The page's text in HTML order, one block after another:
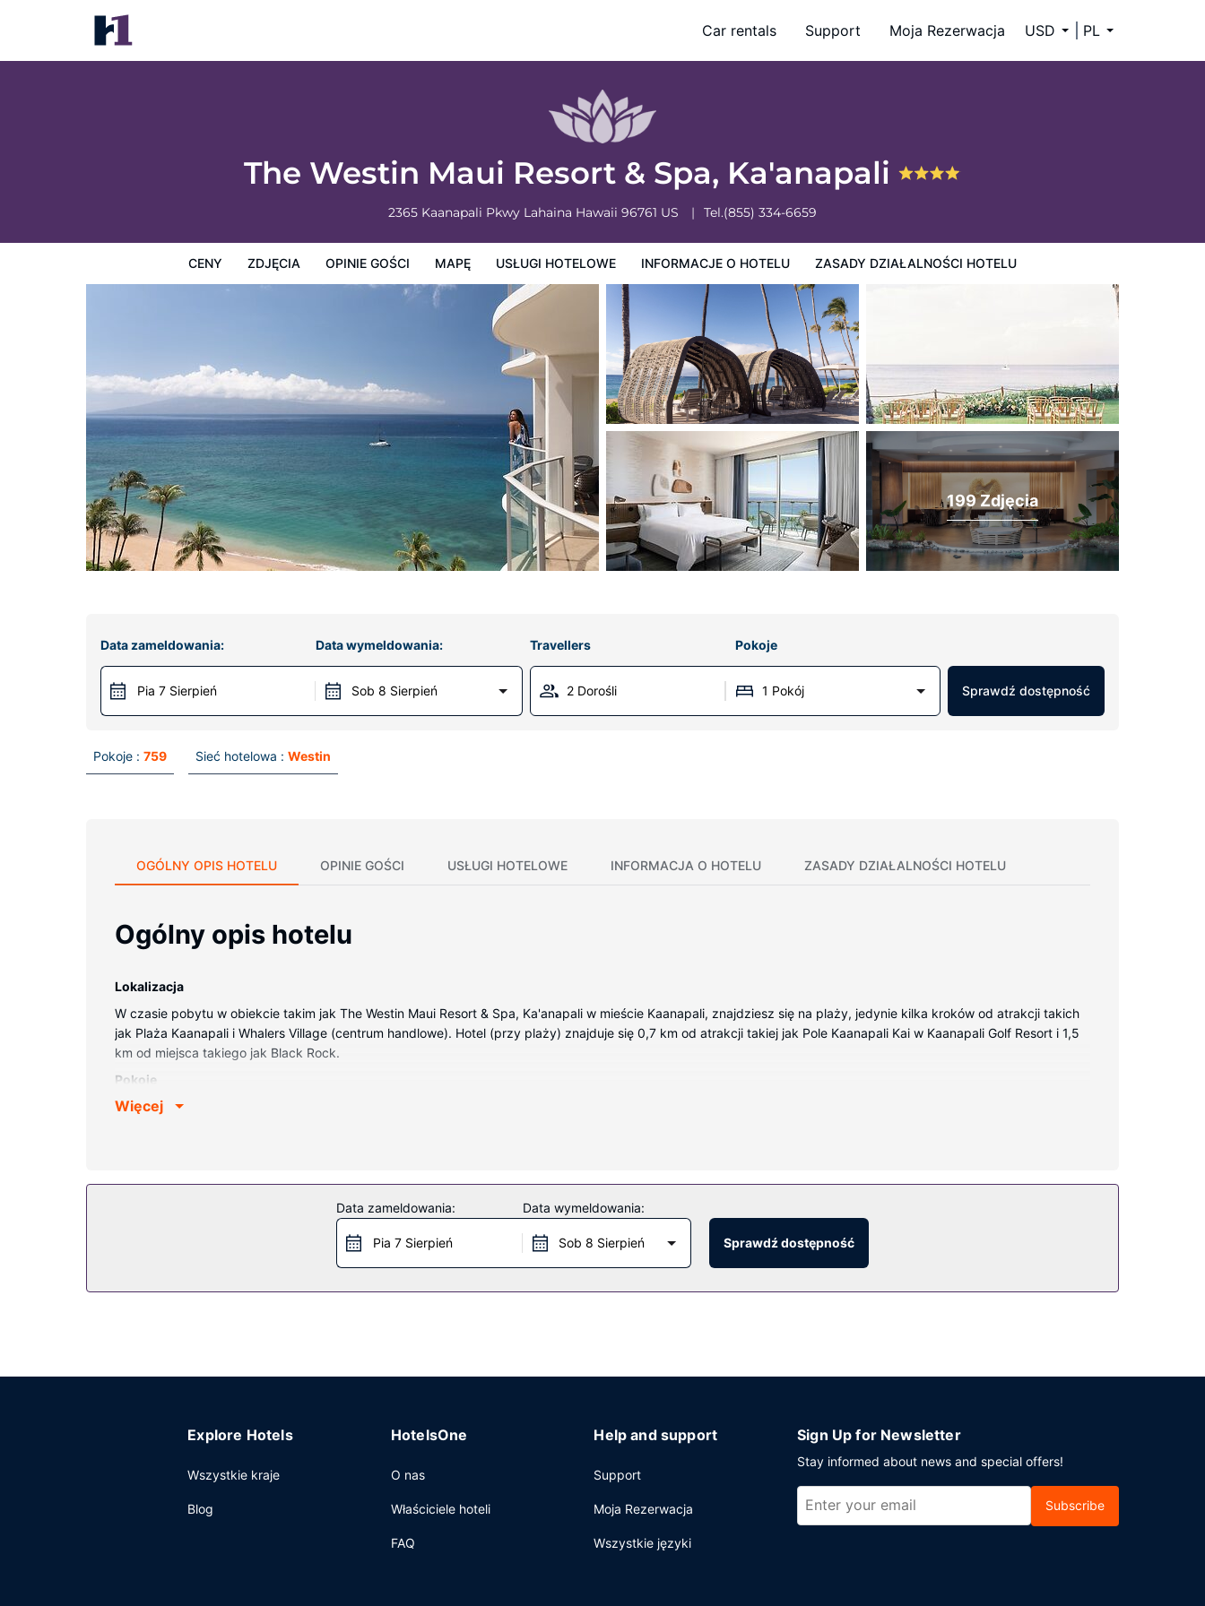
Car rentals Support Moja Rezerwacja USD PL
The Westin Maui Resort & Spa, Ka'anapali
2365 Kaanapali Pkwy Lahaina Hawaii 96761 US Tel.(855) 334-6659
CENY ZDJĘCIA OPINIE GOŚCI MAPĘ USŁUGI HOTELOWE INFORMACJE O HOTELU ZASADY DZIAŁALNOŚCI HOTELU
The Westin Maui Resort & Spa, Ka'anapali
Ceny Zdjęcia Zasady działalności hotelu
199 Zdjęcia
Data zameldowania:
Pia 7 Sierpień
Data wymeldowania:
Sob 8 Sierpień
Travellers Pokoje
2 Dorośli 1 Pokój Sprawdź dostępność
Pokoje : 759 Sieć hotelowa : Westin
OGÓLNY OPIS HOTELU OPINIE GOŚCI USŁUGI HOTELOWE INFORMACJA O HOTELU ZASADY DZIAŁALNOŚCI HOTELU
Ogólny opis hotelu
Lokalizacja
W czasie pobytu w obiekcie takim jak The Westin Maui Resort & Spa, Ka'anapali w mieście Kaanapali, znajdziesz się na plaży, jedynie kilka kroków od atrakcji takich
jak Plaża Kaanapali i Whalers Village (centrum handlowe). Hotel (przy plaży) znajduje się 0,7 km od atrakcji takiej jak Pole Kaanapali Kai w Kaanapali Golf Resort i 1,5
km od miejsca takiego jak Black Rock.
Pokoje
Poczuj się jak w domu w 759 klimatyzowanych pokojach, których wyposażenie to stacja dokująca do iPoda i telewizor LED. Wyposażenie łóżek to pillowtop. Do
Zrelaksuj się w spa, które oferuje masaż, zabiegi na ciało i zabiegi na twarz. Dostępne udogodnienia rekreacyjne to 3 baseny odkryte, zjeżdżalnia wodna oraz
całodobowe centrum fitness. Ten hotel oferuje takie udogodnienia jak obsługa portierska, sklepy z pamiątkami i czasopismami i salon fryzjerski.
Zachwyć się kuchnią taką jak kuchnia hawajska w restauracji Waicoco, jednej z 2 restauracji w obiekcie takim jak hotel. Możesz też zostać w pokoju i skorzystać z
całodobowej obsługi pokojowej lub pójść po przekąskę do kawiarni. Ożywcze napoje znajdziesz w jednym z lokali: bar przy basenie i 2 bary/salony klubowe.
Więcej
Data zameldowania:
Pia 7 Sierpień
Data wymeldowania:
Sob 8 Sierpień Sprawdź dostępność
Explore Hotels
Wszystkie kraje
Blog
HotelsOne
O nas
Właściciele hoteli
FAQ
Help and support
Support
Moja Rezerwacja
Wszystkie języki
Sign Up for Newsletter
Stay informed about news and special offers!
Subscribe